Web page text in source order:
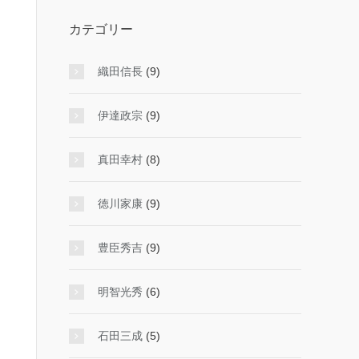
カテゴリー
織田信長 (9)
伊達政宗 (9)
真田幸村 (8)
徳川家康 (9)
豊臣秀吉 (9)
明智光秀 (6)
石田三成 (5)